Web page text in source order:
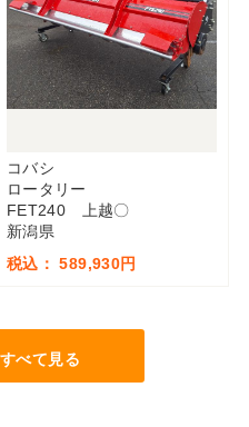
コバシ
ロータリー
FET240 上越〇
新潟県
税込： 589,930円
べて見る